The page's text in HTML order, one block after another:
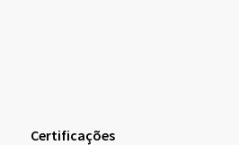
Certificações